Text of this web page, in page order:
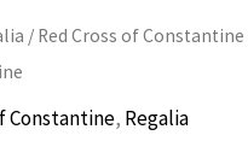
/ Red Cross of Constantine
Constantine, Regalia